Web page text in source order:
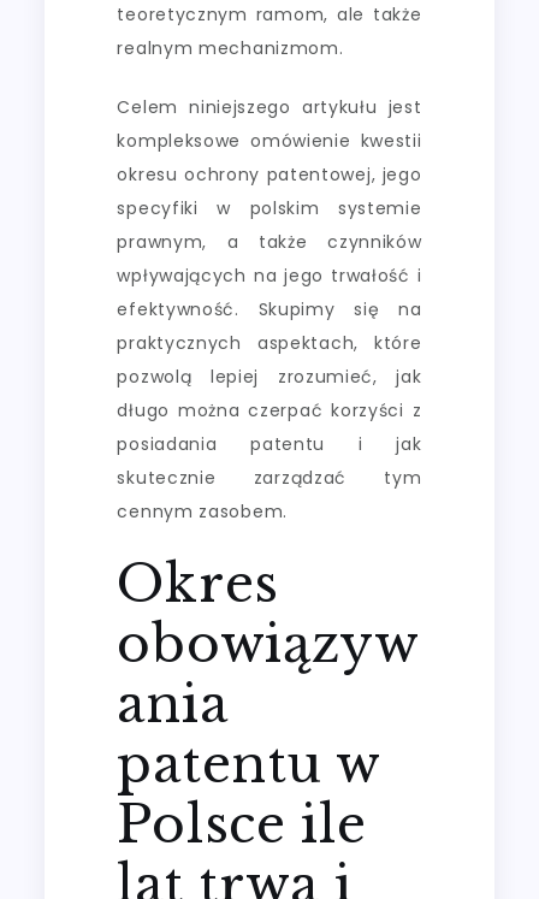
teoretycznym ramom, ale także
realnym mechanizmom.
Celem niniejszego artykułu jest
kompleksowe omówienie kwestii
okresu ochrony patentowej, jego
specyfiki w polskim systemie
prawnym, a także czynników
wpływających na jego trwałość i
efektywność. Skupimy się na
praktycznych aspektach, które
pozwolą lepiej zrozumieć, jak
długo można czerpać korzyści z
posiadania patentu i jak
skutecznie zarządzać tym
cennym zasobem.
Okres
obowiązyw
ania
patentu w
Polsce ile
lat trwa i